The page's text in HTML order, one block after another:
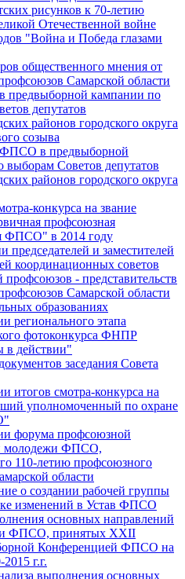
рисунков к 70-летию
Отечественной войне
"Война и Победа глазами
общественного мнения от
Самарской области
предвыборной кампании по
депутатов
районов городского округа
созыва
в предвыборной
выборам Советов депутатов
районов городского округа
конкурса на звание
профсоюзная
ФПСО" в 2014 году
председателей и заместителей
координационных советов
профсоюзов - представительств
Самарской области
образованиях
регионального этапа
фотоконкурса ФНПР
действии"
заседания Совета
итогов смотра-конкурса на
уполномоченный по охране
форума профсоюзной
молодежи ФПСО,
110-летию профсоюзного
области
о создании рабочей группы
изменений в Устав ФПСО
основных направлений
ФПСО, принятых XXII
Конференцией ФПСО на
г.г.
выполнения основных